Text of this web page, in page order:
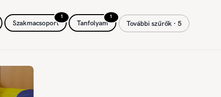
1
Szakmacsoport
1
Tanfolyam További szűrők ∙ 5